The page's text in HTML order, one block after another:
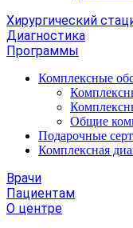
Хирургический
Диагностика
Программы
Комплексные
Общие
Подарочные
Комплексная
Врачи
Пациентам
О центре